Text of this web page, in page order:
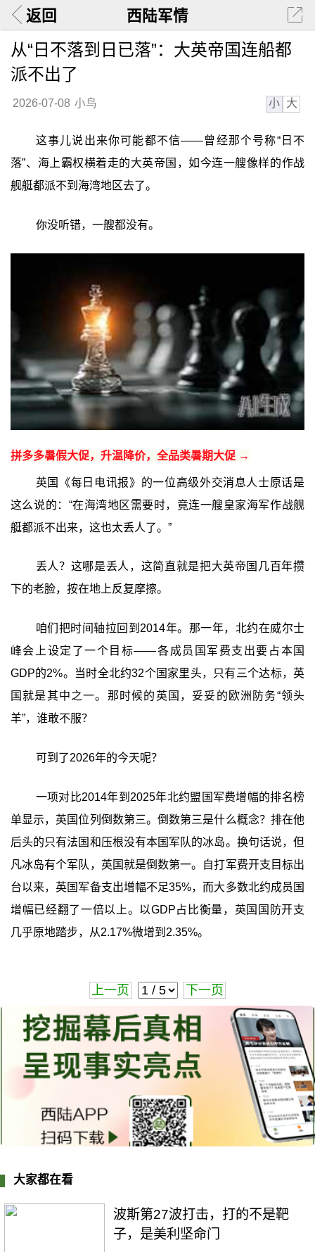
返回 西陆军情
从“日不落到日已落”：大英帝国连船都
派不出了
2026-07-08 小鸟 小 大
这事儿说出来你可能都不信——曾经那个号称“日不
落”、海上霸权横着走的大英帝国，如今连一艘像样的作战
舰艇都派不到海湾地区去了。
你没听错，一艘都没有。
拼多多暑假大促，升温降价，全品类暑期大促 →
英国《每日电讯报》的一位高级外交消息人士原话是
这么说的：“在海湾地区需要时，竟连一艘皇家海军作战舰
艇都派不出来，这也太丢人了。”
丢人？这哪是丢人，这简直就是把大英帝国几百年攒
下的老脸，按在地上反复摩擦。
咱们把时间轴拉回到2014年。那一年，北约在威尔士
峰会上设定了一个目标——各成员国军费支出要占本国
GDP的2%。当时全北约32个国家里头，只有三个达标，英
国就是其中之一。那时候的英国，妥妥的欧洲防务“领头
羊”，谁敢不服？
可到了2026年的今天呢？
一项对比2014年到2025年北约盟国军费增幅的排名榜
单显示，英国位列倒数第三。倒数第三是什么概念？排在他
后头的只有法国和压根没有本国军队的冰岛。换句话说，但
凡冰岛有个军队，英国就是倒数第一。自打军费开支目标出
台以来，英国军备支出增幅不足35%，而大多数北约成员国
增幅已经翻了一倍以上。以GDP占比衡量，英国国防开支
几乎原地踏步，从2.17%微增到2.35%。
上一页 下一页
大家都在看
波斯第27波打击，打的不是靶
子，是美利坚命门